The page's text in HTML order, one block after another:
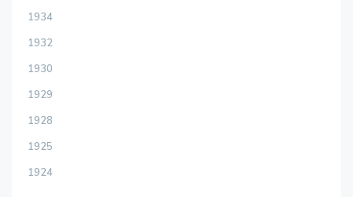
1934
1932
1930
1929
1928
1925
1924